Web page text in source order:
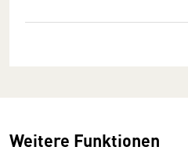
Weitere Funktionen